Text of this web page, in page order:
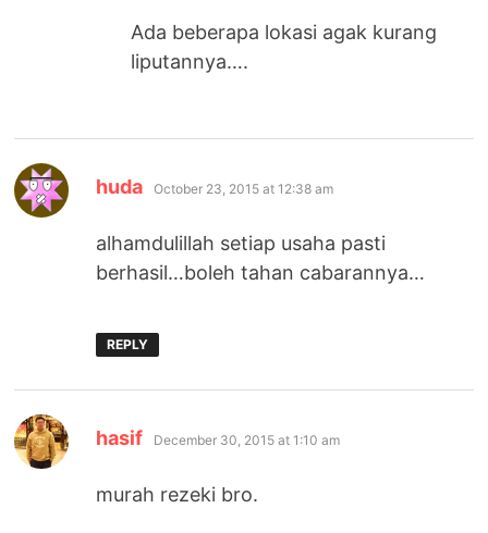
Ada beberapa lokasi agak kurang
liputannya….
huda says:
October 23, 2015 at 12:38 am
alhamdulillah setiap usaha pasti
berhasil…boleh tahan cabarannya…
REPLY
hasif says:
December 30, 2015 at 1:10 am
murah rezeki bro.